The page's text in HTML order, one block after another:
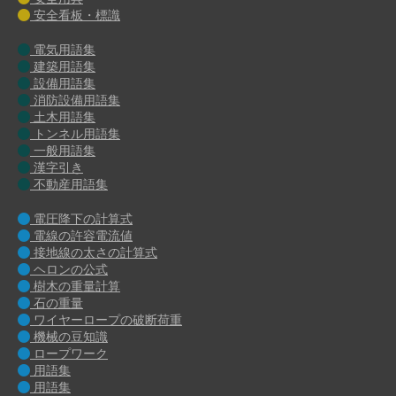
安全看板・標識
電気用語集
建築用語集
設備用語集
消防設備用語集
土木用語集
トンネル用語集
一般用語集
漢字引き
不動産用語集
電圧降下の計算式
電線の許容電流値
接地線の太さの計算式
ヘロンの公式
樹木の重量計算
石の重量
ワイヤーロープの破断荷重
機械の豆知識
ロープワーク
用語集
用語集